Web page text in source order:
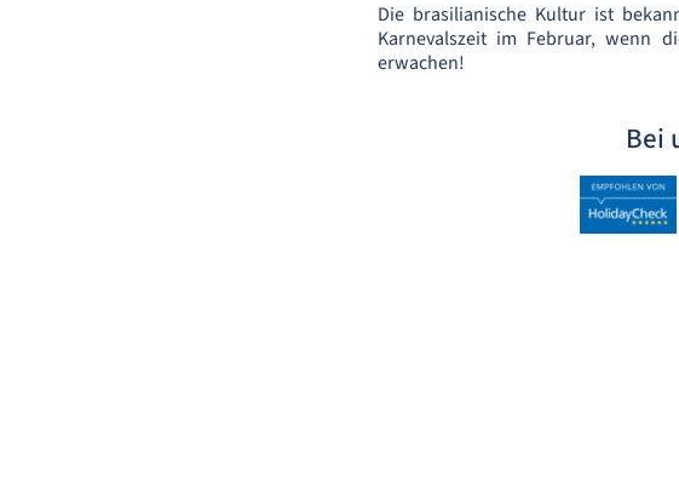
Die brasilianische Kultur ist
Karnevalszeit im Februar, wenn
erwachen!
Bei